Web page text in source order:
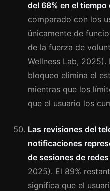
del 68% en el
comparado con los
únicamente de
de la fuerza de
Wellness Lab, 2025).
bloqueo elimina el
mientras que los
que el usuario los
Las revisiones del
notificaciones
de sesiones de
2025). El 89%
significa que el